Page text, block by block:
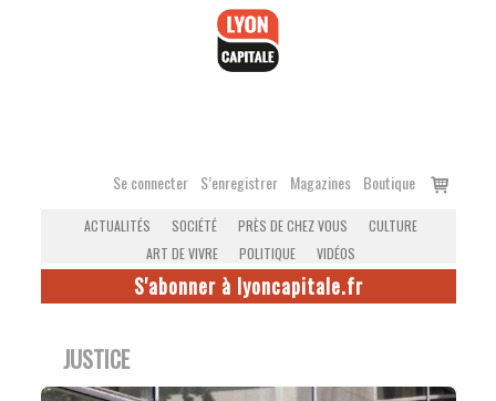
Se connecter S’enregistrer Magazines Boutique
Voir
ACTUALITÉS SOCIÉTÉ PRÈS DE CHEZ VOUS
CULTURE
ART DE VIVRE
POLITIQUE VIDÉOS
S'abonner à lyoncapitale.fr
JUSTICE